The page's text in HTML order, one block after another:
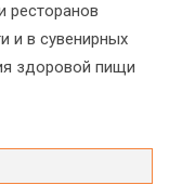
ресторанов
и в сувенирных
здоровой пищи